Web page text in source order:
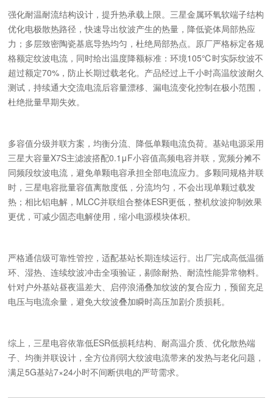
强化耐温耐流结构设计，提升热承载上限。三星金属环氧软端子结构
优化电极散热路径，快速导出纹波产生的热量，降低瓷体局部热应
力；多层致密陶瓷基底导热均匀，杜绝局部热点。原厂严格标定各规
格额定纹波电流，同时给出温度降额标准：环境105℃时实际纹波不
超过额定70%，防止长期过载老化。产品经过上千小时高温纹波耐久
测试，持续通大交流电流后容量漂移、漏电流变化控制在极小范围，
杜绝批量早期失效。
多容值分级并联方案，均衡分流、降低单颗电流负荷。基站电源采用
三星大容量X7S主滤波搭配0.1μF小容值高频电容并联，宽频分摊不
同频段纹波电流，避免单颗电容承担全部电流应力。多颗同规格并联
时，三星电容批量容值离散度低，分流均匀，不会出现单颗过载发
热；相比铝电解，MLCC并联组合整体ESR更低，整机纹波抑制效果
更优，可减少固态电解使用，缩小电源模块体积。
严格通信级可靠性管控，适配基站长期连续运行。出厂完成高低温循
环、湿热、连续纹波冲击全项验证，剔除耐热、耐流性能异常物料。
针对户外基站昼夜温差大、启停浪涌叠加纹波的复合应力，预留充足
电压与电流余量，避免大纹波叠加瞬时高压加剧介质损耗。
综上，三星电容依靠低ESR低损耗结构、耐高温介质、优化散热端
子、均衡并联设计，全方位削弱大纹波电流带来的发热与老化问题，
满足5G基站7×24小时不间断供电的严苛需求。